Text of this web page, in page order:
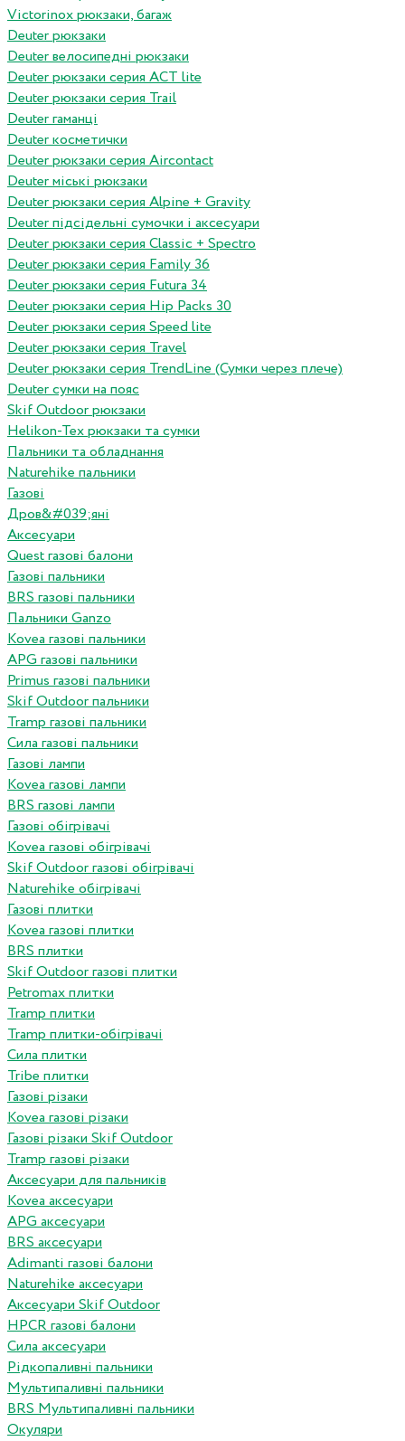
Victorinox рюкзаки, багаж
Deuter рюкзаки
Deuter велосипедні рюкзаки
Deuter рюкзаки серия ACT lite
Deuter рюкзаки серия Trail
Deuter гаманці
Deuter косметички
Deuter рюкзаки серия Aircontact
Deuter міські рюкзаки
Deuter рюкзаки серия Alpine + Gravity
Deuter підсідельні сумочки і аксесуари
Deuter рюкзаки серия Classic + Spectro
Deuter рюкзаки серия Family 36
Deuter рюкзаки серия Futura 34
Deuter рюкзаки серия Hip Packs 30
Deuter рюкзаки серия Speed lite
Deuter рюкзаки серия Travel
Deuter рюкзаки серия TrendLine (Сумки через плече)
Deuter сумки на пояс
Skif Outdoor рюкзаки
Helikon-Tex рюкзаки та сумки
Пальники та обладнання
Naturehike пальники
Газові
Дров&#039;яні
Аксесуари
Quest газові балони
Газові пальники
BRS газові пальники
Пальники Ganzo
Kovea газові пальники
APG газові пальники
Primus газові пальники
Skif Outdoor пальники
Tramp газові пальники
Сила газові пальники
Газові лампи
Kovea газові лампи
BRS газові лампи
Газові обігрівачі
Kovea газові обігрівачі
Skif Outdoor газові обігрівачі
Naturehike обігрівачі
Газові плитки
Kovea газові плитки
BRS плитки
Skif Outdoor газові плитки
Petromax плитки
Tramp плитки
Tramp плитки-обігрівачі
Сила плитки
Tribe плитки
Газові різаки
Kovea газові різаки
Газові різаки Skif Outdoor
Tramp газові різаки
Аксесуари для пальників
Kovea аксесуари
APG аксесуари
BRS аксесуари
Adimanti газові балони
Naturehike аксесуари
Аксесуари Skif Outdoor
HPCR газові балони
Сила аксесуари
Рідкопаливні пальники
Мультипаливні пальники
BRS Мультипаливні пальники
Окуляри